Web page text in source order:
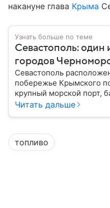
накануне глава Крыма
Узнать больше по теме
Севастополь: один
городов
Севастополь
побережье Крымского
крупный морской порт,
город с богатой
материале — главное об
значения.
Читать дальше
топливо